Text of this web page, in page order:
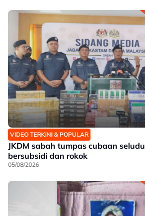
VIDEO TERKINI & POPULAR
JKDM sabah tumpas cubaan
bersubsidi dan rokok
05/08/2026